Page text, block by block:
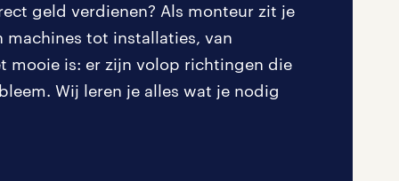
geld verdienen? Als monteur zit je
machines tot installaties, van
mooie is: er zijn volop richtingen die
Wij leren je alles wat je nodig